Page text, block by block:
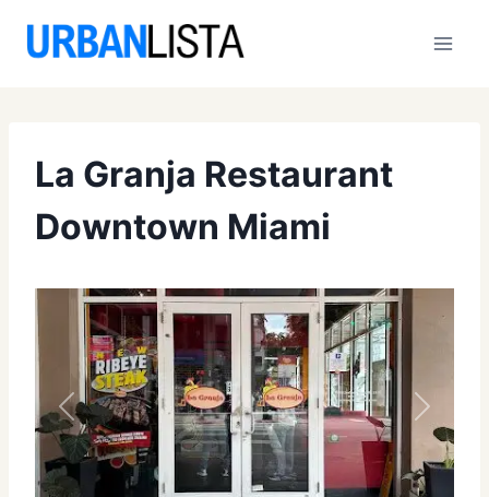
La Granja Restaurant
Downtown Miami
Anterior